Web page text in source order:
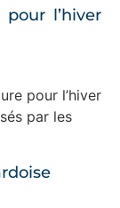
l’hiver
pour l’hiver
par les